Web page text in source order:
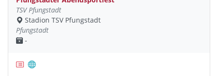
TSV Pfungstadt
Stadion TSV Pfungstadt
Pfungstadt
-